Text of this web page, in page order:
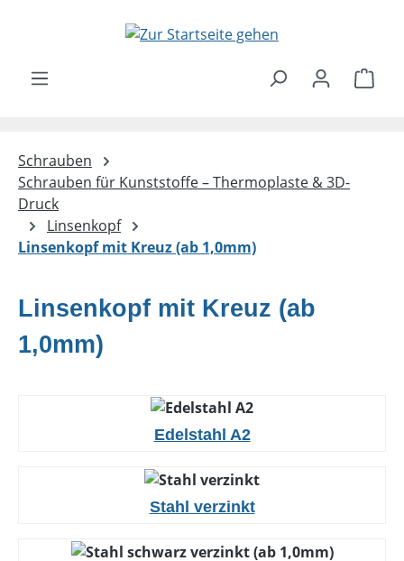
Zum Hauptinhalt springen
Schrauben
Schrauben für Kunststoffe – Thermoplaste & 3D-
Druck
Linsenkopf
Linsenkopf mit Kreuz (ab 1,0mm)
Linsenkopf mit Kreuz (ab
1,0mm)
Edelstahl A2
Stahl verzinkt